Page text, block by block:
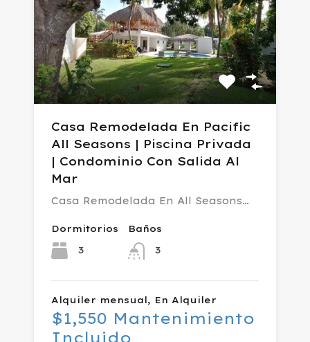
Casa Remodelada En Pacific
All Seasons | Piscina Privada
| Condominio Con Salida Al
Mar
Casa Remodelada En All Seasons…
Dormitorios
3
Baños
3
Alquiler mensual, En Alquiler
$1,550 Mantenimiento
Incluido